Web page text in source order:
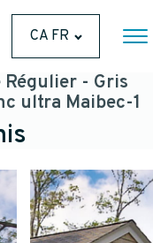
CA FR
- Gris
ultra Maibec-1